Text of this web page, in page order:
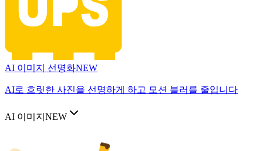
AI 이미지 선명화NEW
AI로 흐릿한 사진을 선명하게 하고 모션 블러를 줄입니다
AI 이미지 NEW